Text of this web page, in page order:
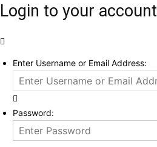
Login to your account
Enter Username or Email Address:
Password: